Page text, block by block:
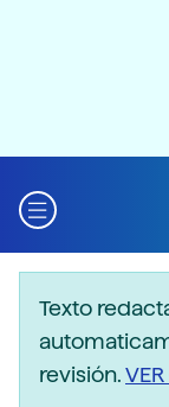
Texto
revisión.